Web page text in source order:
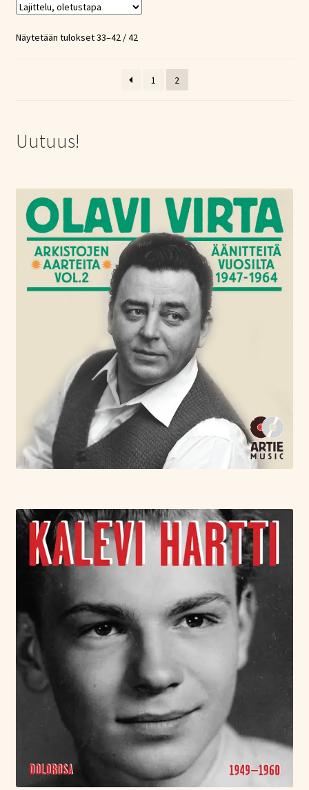
Näytetään tulokset 33–42 / 42
1 2
Uutuus!